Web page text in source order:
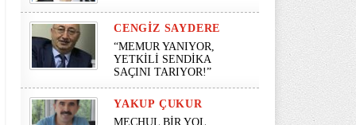
CENGIZ SAYDERE
“MEMUR YANIYOR,
YETKİLİ SENDİKA
SAÇINI TARIYOR!”
YAKUP ÇUKUR
MEÇHUL BİR YOL